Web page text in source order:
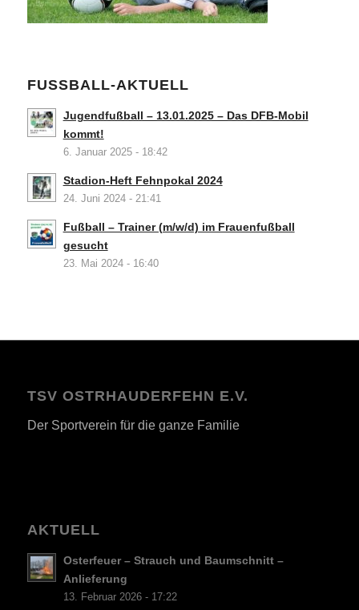
FUSSBALL-AKTUELL
Jugendfußball – 13.01.2025 – Das DFB-Mobil
kommt!
6. Januar 2025 - 18:42
Stadion-Heft Fehnpokal 2024
24. Juni 2024 - 21:41
Fußball – Trainer (m/w/d) im Frauenfußball
gesucht
23. Mai 2024 - 16:40
TSV OSTRHAUDERFEHN E.V.
Der Sportverein für die ganze Familie
AKTUELL
Osterfeuer – Strauch und Baumschnitt –
Anlieferung
13. Februar 2026 - 17:22